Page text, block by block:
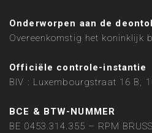
Onderworpen aan de
Overeenkomstig het koninklijk
Officiële controle-instantie
BIV : Luxembourgstraat 16 B,
BCE & BTW-NUMMER
BE 0453.314.355 – RPM